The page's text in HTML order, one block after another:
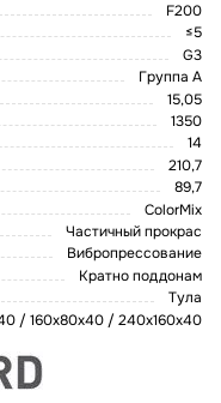
F200
≤5
G3
Группа А
15,05
1350
14
210,7
89,7
ColorMix
Частичный прокрас
Вибропрессование
Кратно поддонам
Тула
/ 160х80х40 / 240х160х40